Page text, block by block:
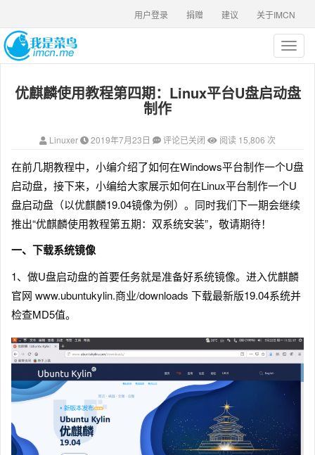
关于IMCN
建议
捐赠
用户登录
T
o
g
l
v
i
g
a
优麒麟使用教程第四期：Linux平台U盘启动盘
制作
Linuxer 2019年7月23日 评论已关闭 阅读 15,806 次
在前几期教程中，小编介绍了如何在Windows平台制作一个U盘
启动盘，接下来，小编给大家展示如何在Linux平台制作一个U
盘启动盘（以优麒麟19.04镜像为例）。同时我们下一期会继续
推出“优麒麟使用教程第五期：双系统安装”，敬请期待！
一、下载系统镜像
1、做U盘启动盘的首要任务就是准备好系统镜像。进入优麒麟
官网 www.ubuntukylin.商业/downloads 下载最新版19.04系统并
检查MD5值。